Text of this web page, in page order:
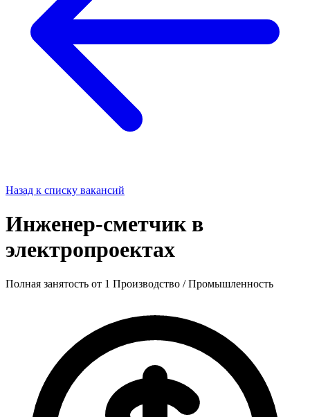
Назад к списку вакансий
Инженер-сметчик в
электропроектах
Полная занятость от 1 Производство / Промышленность